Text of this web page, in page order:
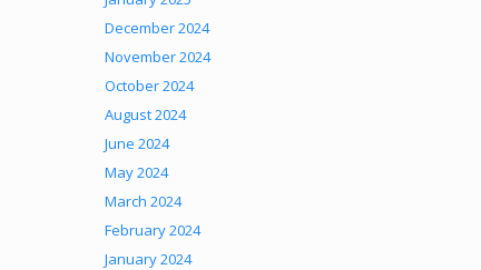
December 2024
November 2024
October 2024
August 2024
June 2024
May 2024
March 2024
February 2024
January 2024